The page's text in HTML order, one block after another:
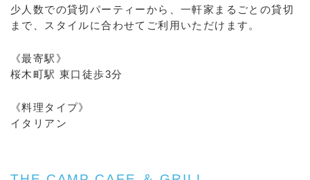
少人数での貸切パーティーから、一軒家まるごとの貸切
まで、スタイルに合わせてご利用いただけます。
《最寄駅》
桜木町駅 東口徒歩3分
《料理タイプ》
イタリアン